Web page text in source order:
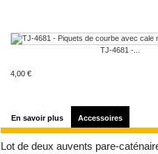
TJ-4681 -...
4,00 €
En savoir plus Accessoires
Lot de deux auvents pare-